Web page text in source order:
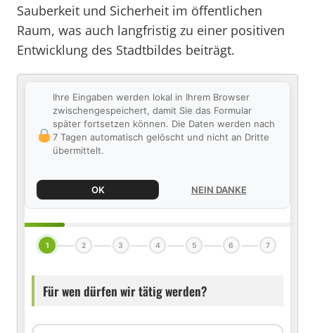
Sauberkeit und Sicherheit im öffentlichen
Raum, was auch langfristig zu einer positiven
Entwicklung des Stadtbildes beiträgt.
Ihre Eingaben werden lokal in Ihrem Browser
zwischengespeichert, damit Sie das Formular
später fortsetzen können. Die Daten werden nach
7 Tagen automatisch gelöscht und nicht an Dritte
übermittelt.
OK NEIN DANKE
1 2 3 4 5 6 7
Für wen dürfen wir tätig werden?